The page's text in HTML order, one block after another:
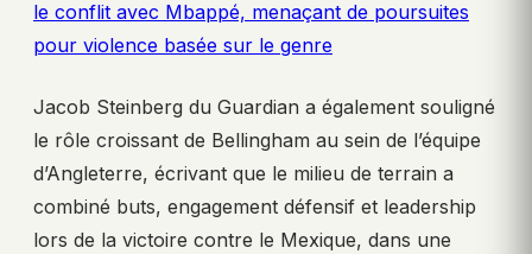
le conflit avec Mbappé, menaçant de poursuites
pour violence basée sur le genre
Jacob Steinberg du Guardian a également souligné
le rôle croissant de Bellingham au sein de l’équipe
d’Angleterre, écrivant que le milieu de terrain a
combiné buts, engagement défensif et leadership
lors de la victoire contre le Mexique, dans une